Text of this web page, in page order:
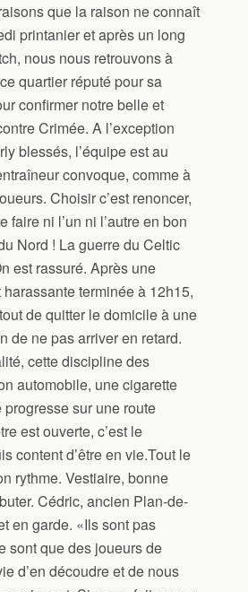
que la raison ne connaît
printanier et après un long
nous nous retrouvons à
quartier réputé pour sa
confirmer notre belle et
Crimée. A l’exception
blessés, l’équipe est au
convoque, comme à
Choisir c’est renoncer,
faire ni l’un ni l’autre en bon
Nord ! La guerre du Celtic
est rassuré. Après une
terminée à 12h15,
de quitter le domicile à une
de ne pas arriver en retard.
cette discipline des
automobile, une cigarette
sur une route
est ouverte, c’est le
content d’être en vie.Tout le
rythme. Vestiaire, bonne
Cédric, ancien Plan-de-
en garde. «Ils sont pas
sont que des joueurs de
d’en découdre et de nous